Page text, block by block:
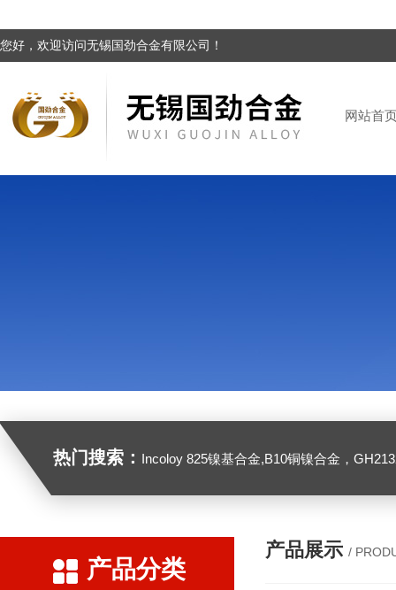
您好，欢迎访问无锡国劲合金有限公司！
网站首
热门搜索： Incoloy 825镍基合金,B10铜镍合金，GH2132高温合金，C276
产品分类
产品展示 /